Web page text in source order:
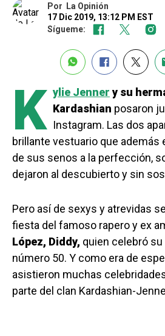
Por
La Opinión
17 Dic 2019, 13:12 PM EST
Sígueme:
K ylie Jenner y su
Kardashian posaron
Instagram. Las dos
brillante vestuario que además
de sus senos a la perfección,
dejaron al descubierto y sin
Pero así de sexys y atrevidas
fiesta del famoso rapero y ex
López, Diddy, quien celebró
número 50. Y como era de
asistieron muchas
parte del clan Kardashian-